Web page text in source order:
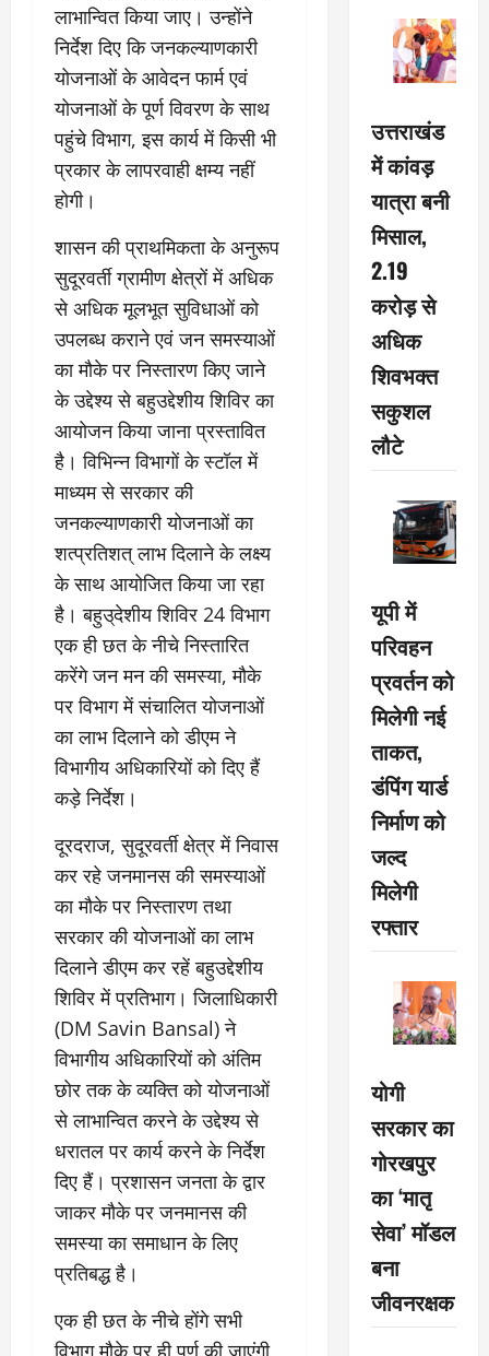
लाभान्वित किया जाए। उन्होंने
निर्देश दिए कि जनकल्याणकारी
योजनाओं के आवेदन फार्म एवं
योजनाओं के पूर्ण विवरण के साथ
पहुंचे विभाग, इस कार्य में किसी भी
प्रकार के लापरवाही क्षम्य नहीं
होगी।
शासन की प्राथमिकता के अनुरूप
सुदूरवर्ती ग्रामीण क्षेत्रों में अधिक
से अधिक मूलभूत सुविधाओं को
उपलब्ध कराने एवं जन समस्याओं
का मौके पर निस्तारण किए जाने
के उद्देश्य से बहुउद्देशीय शिविर का
आयोजन किया जाना प्रस्तावित
है। विभिन्न विभागों के स्टॉल में
माध्यम से सरकार की
जनकल्याणकारी योजनाओं का
शत्प्रतिशत् लाभ दिलाने के लक्ष्य
के साथ आयोजित किया जा रहा
है। बहुउ्देशीय शिविर 24 विभाग
एक ही छत के नीचे निस्तारित
करेंगे जन मन की समस्या, मौके
पर विभाग में संचालित योजनाओं
का लाभ दिलाने को डीएम ने
विभागीय अधिकारियों को दिए हैं
कड़े निर्देश।
दूरदराज, सुदूरवर्ती क्षेत्र में निवास
कर रहे जनमानस की समस्याओं
का मौके पर निस्तारण तथा
सरकार की योजनाओं का लाभ
दिलाने डीएम कर रहें बहुउद्देशीय
शिविर में प्रतिभाग। जिलाधिकारी
(DM Savin Bansal) ने
विभागीय अधिकारियों को अंतिम
छोर तक के व्यक्ति को योजनाओं
से लाभान्वित करने के उद्देश्य से
धरातल पर कार्य करने के निर्देश
दिए हैं। प्रशासन जनता के द्वार
जाकर मौके पर जनमानस की
समस्या का समाधान के लिए
प्रतिबद्ध है।
एक ही छत के नीचे होंगे सभी
विभाग मौके पर ही पूर्ण की जाएंगी,
उत्तराखंड
में कांवड़
यात्रा बनी
मिसाल,
2.19
करोड़ से
अधिक
शिवभक्त
सकुशल
लौटे
यूपी में
परिवहन
प्रवर्तन को
मिलेगी नई
ताकत,
डंपिंग यार्ड
निर्माण को
जल्द
मिलेगी
रफ्तार
योगी
सरकार का
गोरखपुर
का ‘मातृ
सेवा’ मॉडल
बना
जीवनरक्षक